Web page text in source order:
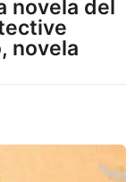
novela del
novela